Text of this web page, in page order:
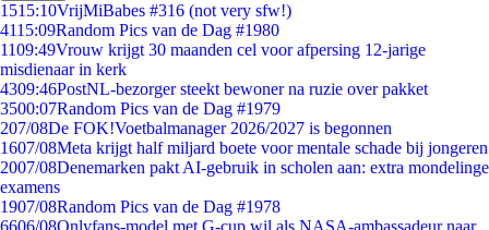
1515:10VrijMiBabes #316 (not very sfw!)
4115:09Random Pics van de Dag #1980
1109:49Vrouw krijgt 30 maanden cel voor afpersing 12-jarige
misdienaar in kerk
4309:46PostNL-bezorger steekt bewoner na ruzie over pakket
3500:07Random Pics van de Dag #1979
207/08De FOK!Voetbalmanager 2026/2027 is begonnen
1607/08Meta krijgt half miljard boete voor mentale schade bij jongeren
2007/08Denemarken pakt AI-gebruik in scholen aan: extra mondelinge
examens
1907/08Random Pics van de Dag #1978
6606/08Onlyfans-model met G-cup wil als NASA-ambassadeur naar